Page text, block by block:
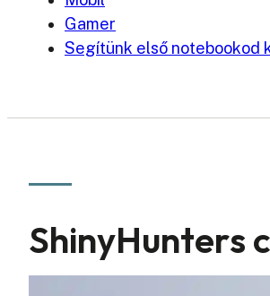
Gamer
Segítünk első notebookod
ShinyHunters